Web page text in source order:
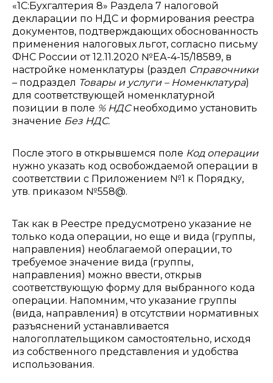
«1С:Бухгалтерия 8» Раздела 7 налоговой
декларации по НДС и формирования реестра
документов, подтверждающих обоснованность
применения налоговых льгот, согласно письму
ФНС России от 12.11.2020 №ЕА-4-15/18589, в
настройке номенклатуры (раздел Справочники
– подраздел Товары и услуги – Номенклатура)
для соответствующей номенклатурной
позиции в поле % НДСнеобходимо установить
значение Без НДС.
После этого в открывшемся поле Код операции
нужно указать код освобождаемой операции в
соответствии с Приложением №1 к Порядку,
утв. приказом №558@.
Так как в Реестре предусмотрено указание не
только кода операции, но еще и вида (группы,
направления) необлагаемой операции, то
требуемое значение вида (группы,
направления) можно ввести, открыв
соответствующую форму для выбранного кода
операции. Напомним, что указание группы
(вида, направления) в отсутствии нормативных
разъяснений устанавливается
налогоплательщиком самостоятельно, исходя
из собственного представления и удобства
использования.